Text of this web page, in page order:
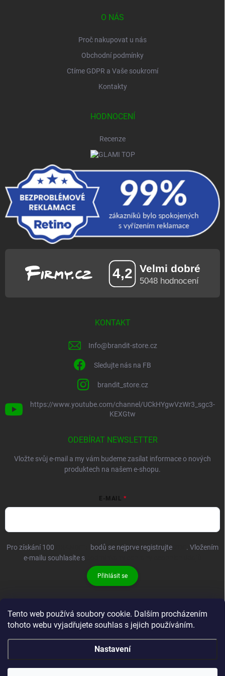
Tento web používá soubory cookie. Dalším procházením
tohoto webu vyjadřujete souhlas s jejich používáním.
Nastavení
O NÁS
Proč nakupovat u nás
Obchodní podmínky
Ctíme GDPR a Vaše soukromí
Kontakty
HODNOCENÍ
Recenze
KONTAKT
Info@brandit-store.cz
Sledujte nás na FB
brandit_store.cz
https://www.youtube.com/channel/UCkHYgwVzWr3_sgc3-
KEXGtw
ODEBÍRAT NEWSLETTER
Vložte svůj e-mail a my vám budeme zasílat informace o nových
produktech na našem e-shopu.
E-MAIL
Pro získání 100 bodů se nejprve registrujte
. Vložením
e-mailu souhlasíte s
Přihlásit se